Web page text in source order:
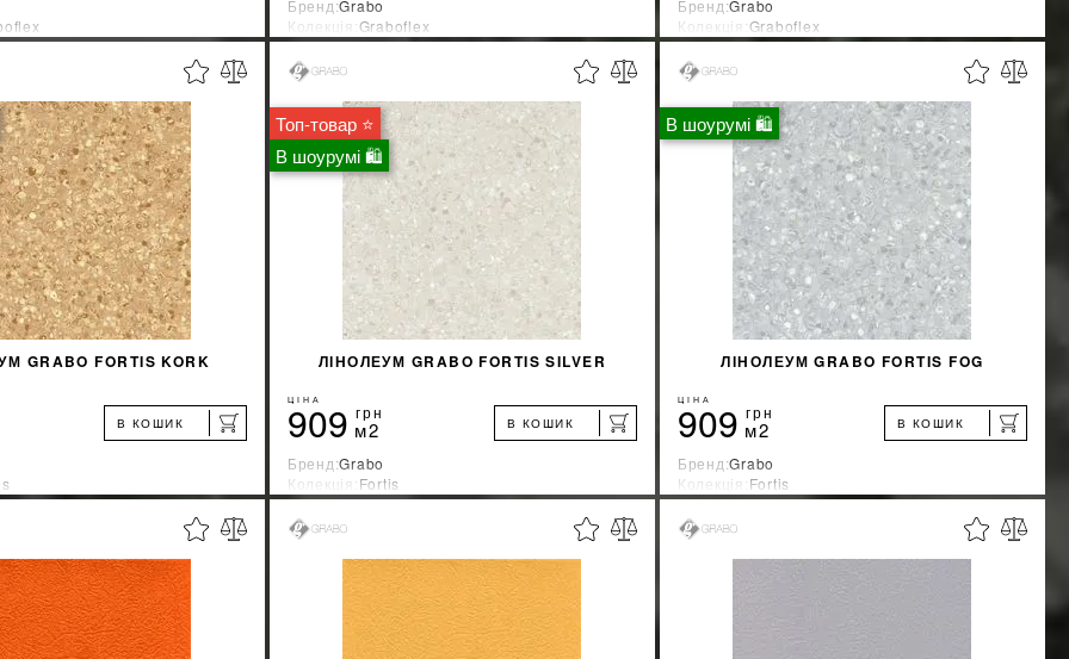
Венгрия
%
КУПИТИ
Бренд:Grabo
Колекція:Graboflex
Країна-виробник:Венгрия
%
КУПИТИ
Бренд:Grabo
Колекція:Graboflex
Країна-виробник:Венгрия
%
КУПИТИ
GRABO FORTIS KORK
В КОШИК
Венгрия
%
КУПИТИ
Топ-товар ⭐
В шоурумі 🛍
ЛІНОЛЕУМ GRABO FORTIS SILVER
ЦІНА
909 грн
м2 В КОШИК
Бренд:Grabo
Колекція:Fortis
Країна-виробник:Венгрия
%
КУПИТИ
В шоурумі 🛍
ЛІНОЛЕУМ GRABO FORTIS FOG
ЦІНА
909 грн
м2 В КОШИК
Бренд:Grabo
Колекція:Fortis
Країна-виробник:Венгрия
%
КУПИТИ